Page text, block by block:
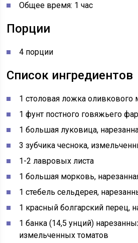
Общее время: 1 час
Порции
4 порции
Список ингредиентов
1 столовая ложка оливкового
1 фунт постного говяжьего
1 большая луковица,
3 зубчика чеснока,
1-2 лавровых листа
1 большая морковь,
1 стебель сельдерея,
1 красный болгарский перец,
1 банка (14,5 унций)
измельченных томатов